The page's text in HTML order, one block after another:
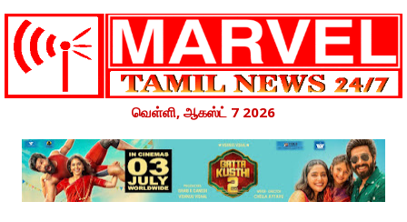
வெள்ளி, ஆகஸ்ட் 7 2026